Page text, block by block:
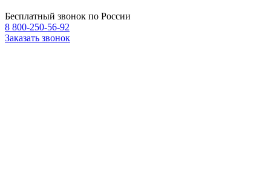
Бесплатный звонок по России
8 800-250-56-92
Заказать звонок